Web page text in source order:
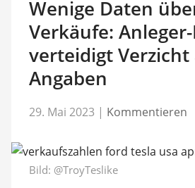
Wenige Daten
Verkäufe:
verteidigt
Angaben
29. Mai 2023 | Kommentieren
Bild: @TroyTeslike